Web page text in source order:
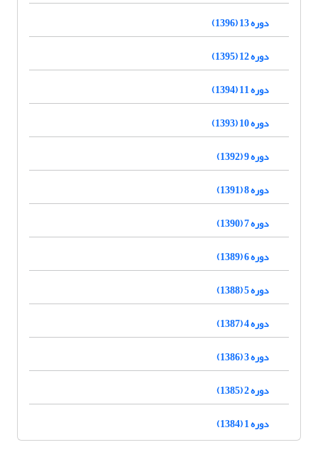
دوره 13 (1396)
دوره 12 (1395)
دوره 11 (1394)
دوره 10 (1393)
دوره 9 (1392)
دوره 8 (1391)
دوره 7 (1390)
دوره 6 (1389)
دوره 5 (1388)
دوره 4 (1387)
دوره 3 (1386)
دوره 2 (1385)
دوره 1 (1384)